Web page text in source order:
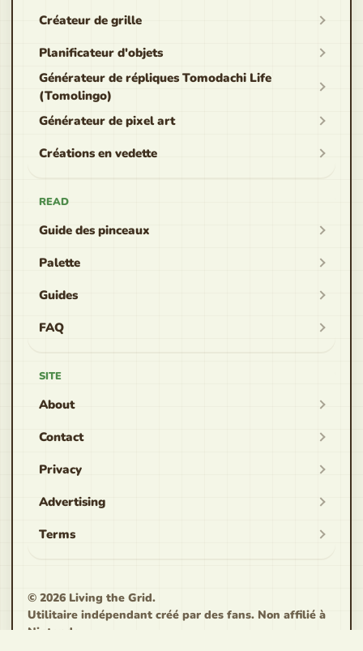
Créateur de grille
Planificateur d'objets
Générateur de répliques Tomodachi Life
(Tomolingo)
Générateur de pixel art
Créations en vedette
READ
Guide des pinceaux
Palette
Guides
FAQ
SITE
About
Contact
Privacy
Advertising
Terms
© 2026 Living the Grid.
Utilitaire indépendant créé par des fans. Non affilié à
Nintendo.